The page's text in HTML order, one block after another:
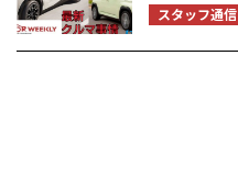
スタッフ通信